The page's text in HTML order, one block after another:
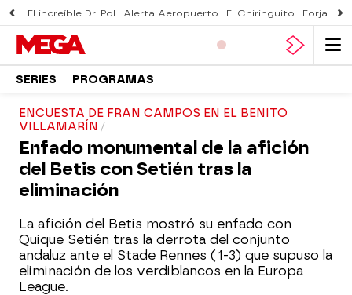
El increíble Dr. Pol Alerta Aeropuerto El Chiringuito Forjado
SERIES PROGRAMAS
ENCUESTA DE FRAN CAMPOS EN EL BENITO
VILLAMARÍN
Enfado monumental de la afición
del Betis con Setién tras la
eliminación
La afición del Betis mostró su enfado con
Quique Setién tras la derrota del conjunto
andaluz ante el Stade Rennes (1-3) que supuso la
eliminación de los verdiblancos en la Europa
League.